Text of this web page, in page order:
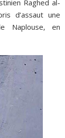
Raghed al-
d’assaut une
Naplouse, en